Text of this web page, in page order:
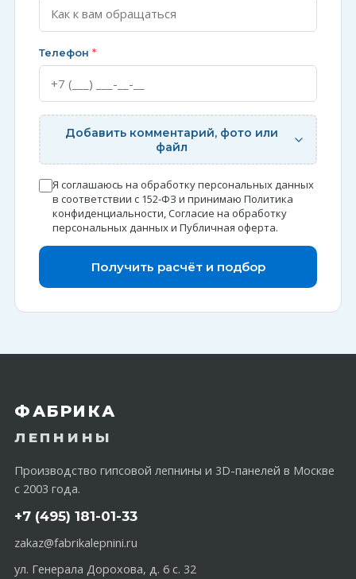
Телефон *
Добавить комментарий, фото или
файл
Я соглашаюсь на обработку персональных данных
в соответствии с 152-ФЗ и принимаю Политика
конфиденциальности,Согласие на обработку
персональных данныхи Публичная оферта.
Получить расчёт и подбор
ФАБРИКА
ЛЕПНИНЫ
Производство гипсовой лепнины и 3D-панелей в Москве
с 2003 года.
+7 (495) 181-01-33
zakaz@fabrikalepnini.ru
ул. Генерала Дорохова, д. 6 с. 32